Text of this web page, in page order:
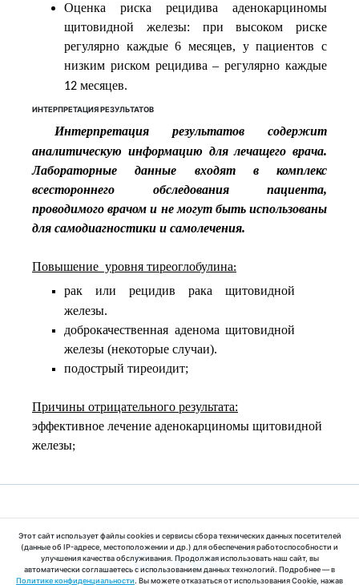
Этот сайт использует файлы cookies и сервисы сбора технических данных посетителей
(данные об IP-адресе, местоположении и др.) для обеспечения работоспособности и
улучшения качества обслуживания. Продолжая использовать наш сайт, вы
автоматически соглашаетесь с использованием данных технологий. Подробнее — в
Политике конфиденциальности. Вы можете отказаться от использования Cookie, нажав
Оценка риска рецидива аденокарциномы
щитовидной железы: при высоком риске
регулярно каждые 6 месяцев, у пациентов с
низким риском рецидива – регулярно каждые
12 месяцев.
ИНТЕРПРЕТАЦИЯ РЕЗУЛЬТАТОВ
Интерпретация результатов содержит
аналитическую информацию для лечащего врача.
Лабораторные данные входят в комплекс
всестороннего обследования пациента,
проводимого врачом и не могут быть использованы
для самодиагностики и самолечения.
Повышение уровня тиреоглобулина:
рак или рецидив
рака щитовидной
железы.
доброкачественная аденома щитовидной
железы (некоторые случаи).
подострый тиреоидит;
Причины отрицательного результата:
эффективное лечение аденокарциномы щитовидной
железы;
© 2025 ООО «МедЛабЭкспресс»